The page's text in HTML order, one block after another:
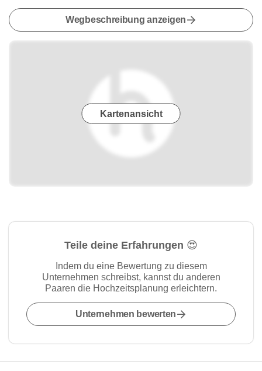
Wegbeschreibung anzeigen
Kartenansicht
Teile deine Erfahrungen 😍
Indem du eine Bewertung zu diesem
Unternehmen schreibst, kannst du anderen
Paaren die Hochzeitsplanung erleichtern.
Unternehmen bewerten